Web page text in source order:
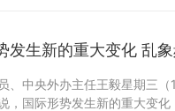
发生新的重大变化 乱
、中央外办主任王毅星期三
，国际形势发生新的重大变